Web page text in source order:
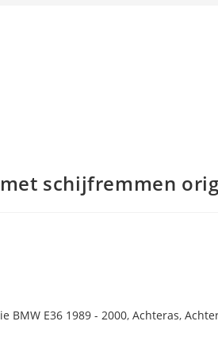
schijfremmen
BMW E36 1989 - 2000, Achteras,